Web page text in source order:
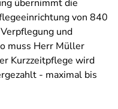
übernimmt die
von 840
und
muss Herr Müller
Kurzzeitpflege wird
- maximal bis